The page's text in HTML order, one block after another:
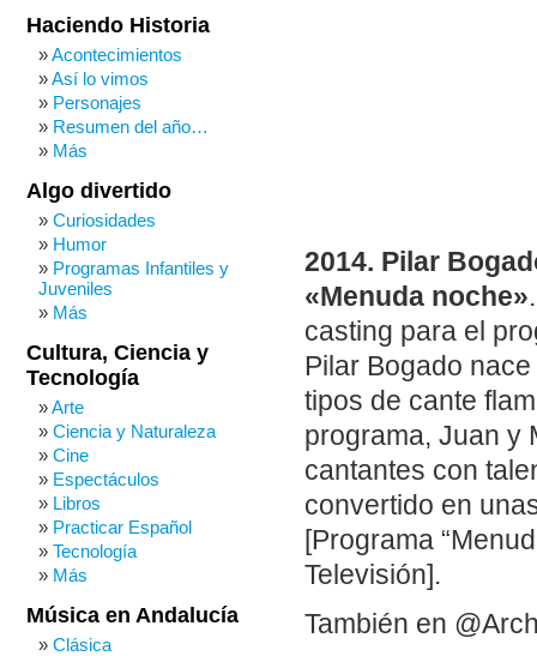
2014. Pilar
«Menuda noche»
casting para el
Pilar Bogado
tipos de cante
programa, Juan y
cantantes con
convertido en
[Programa
Televisión].
También en
Haciendo Historia
Acontecimientos
Así lo vimos
Personajes
Resumen del año…
Más
Algo divertido
Curiosidades
Humor
Programas Infantiles y
Juveniles
Más
Cultura, Ciencia y
Tecnología
Arte
Ciencia y Naturaleza
Cine
Espectáculos
Libros
Practicar Español
Tecnología
Más
Música en Andalucía
Clásica